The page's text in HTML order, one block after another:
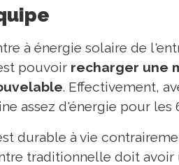
à énergie solaire de
pouvoir recharger une
. Effectivement,
assez d'énergie pour les
durable à vie
traditionnelle doit avoir